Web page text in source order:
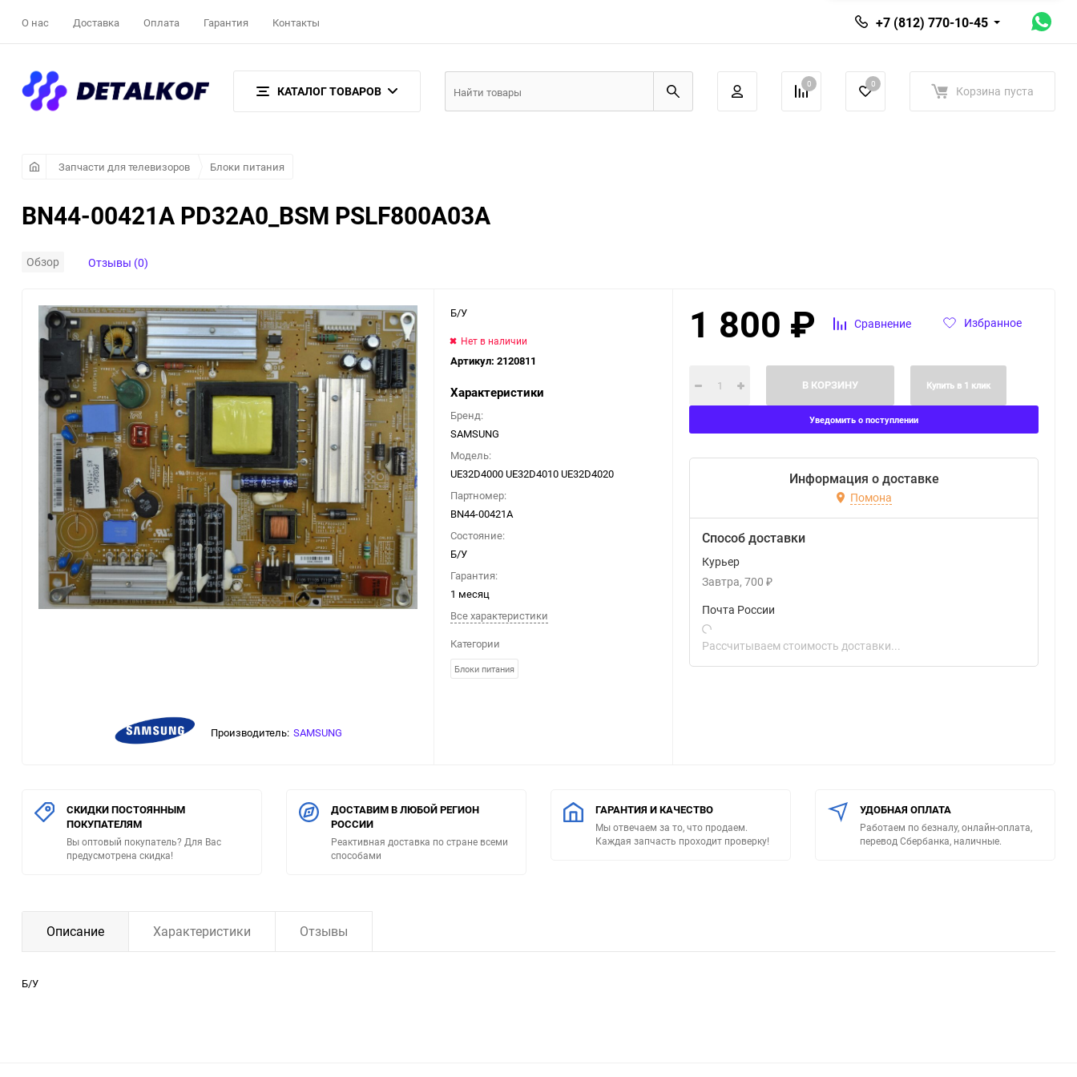
О нас Доставка Оплата Гарантия Контакты +7 (812) 770-10-45
КАТАЛОГ ТОВАРОВ 0 0 Корзина пуста
Запчасти для телевизоров Блоки питания
BN44-00421A PD32A0_BSM PSLF800A03A
Обзор Отзывы (0)
Производитель: SAMSUNG
Б/У
Нет в наличии
Артикул: 2120811
Характеристики
Бренд:
SAMSUNG
Модель:
UE32D4000 UE32D4010 UE32D4020
Партномер:
BN44-00421A
Состояние:
Б/У
Гарантия:
1 месяц
Все характеристики
Категории
Блоки питания
1 800 ₽ Сравнение Избранное
В КОРЗИНУ Купить в 1 клик
Уведомить о поступлении
Информация о доставке
Помона
Способ доставки
Курьер
Завтра 700 ₽
Почта России
Рассчитываем стоимость доставки...
СКИДКИ ПОСТОЯННЫМ
ПОКУПАТЕЛЯМ
Вы оптовый покупатель? Для Вас
предусмотрена скидка!
ДОСТАВИМ В ЛЮБОЙ РЕГИОН
РОССИИ
Реактивная доставка по стране всеми
способами
ГАРАНТИЯ И КАЧЕСТВО
Мы отвечаем за то, что продаем.
Каждая запчасть проходит проверку!
УДОБНАЯ ОПЛАТА
Работаем по безналу, онлайн-оплата,
перевод Сбербанка, наличные.
Описание Характеристики Отзывы
Б/У